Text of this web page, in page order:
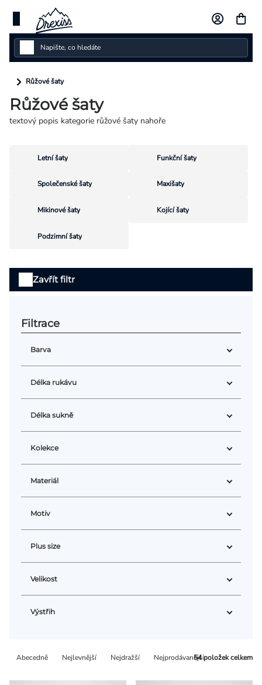
obsah
Dámské
Dětské
Kolekce
Dárkové poukazy
Vlastní design
Přihlášení
Růžové šaty
Růžové šaty
textový popis kategorie růžové šaty nahoře
Letní šaty Funkční šaty
Společenské šaty Maxišaty
Mikinové šaty Kojící šaty
Podzimní šaty
Řazení
Abecedně Nejlevnější Nejdražší Nejprodávanější
54položek celkem
Zavřít filtr
Barva
Délka rukávu
Délka sukně
Kolekce
Materiál
Motiv
Plus size
Velikost
Výstřih
Výpis
produktů